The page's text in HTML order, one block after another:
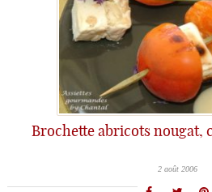
Brochette abricots nougat,
2 août 2006